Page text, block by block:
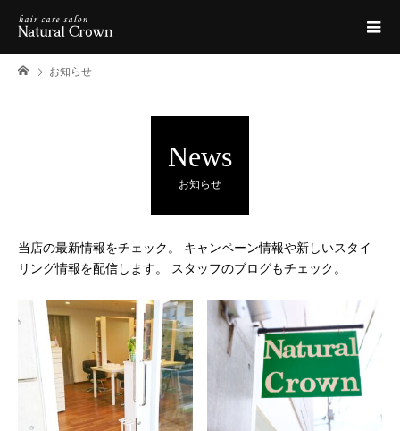
お知らせ
News
お知らせ
当店の最新情報をチェック。 キャンペーン情報や新しいスタイ
リング情報を配信します。 スタッフのブログもチェック。